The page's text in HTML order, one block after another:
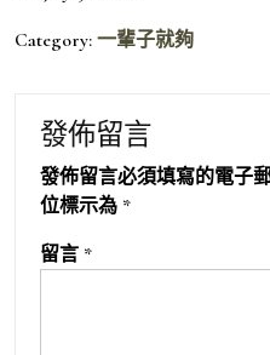
Category: 一輩子就夠
發佈留言
發佈留言必須填寫的電子
位標示為 *
留言 *